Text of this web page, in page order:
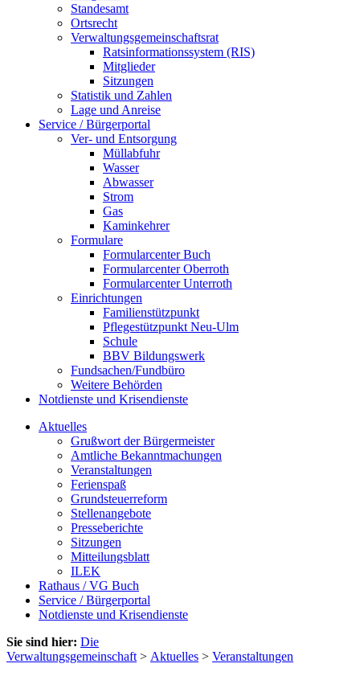
Standesamt
Ortsrecht
Verwaltungsgemeinschaftsrat
Ratsinformationssystem (RIS)
Mitglieder
Sitzungen
Statistik und Zahlen
Lage und Anreise
Service / Bürgerportal
Ver- und Entsorgung
Müllabfuhr
Wasser
Abwasser
Strom
Gas
Kaminkehrer
Formulare
Formularcenter Buch
Formularcenter Oberroth
Formularcenter Unterroth
Einrichtungen
Familienstützpunkt
Pflegestützpunkt Neu-Ulm
Schule
BBV Bildungswerk
Fundsachen/Fundbüro
Weitere Behörden
Notdienste und Krisendienste
Aktuelles
Grußwort der Bürgermeister
Amtliche Bekanntmachungen
Veranstaltungen
Ferienspaß
Grundsteuerreform
Stellenangebote
Presseberichte
Sitzungen
Mitteilungsblatt
ILEK
Rathaus / VG Buch
Service / Bürgerportal
Notdienste und Krisendienste
Sie sind hier: Die
Verwaltungsgemeinschaft > Aktuelles > Veranstaltungen